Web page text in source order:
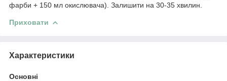
фарби + 150 мл окислювача). Залишити на 30-35 хвилин.
Приховати
Характеристики
Основні